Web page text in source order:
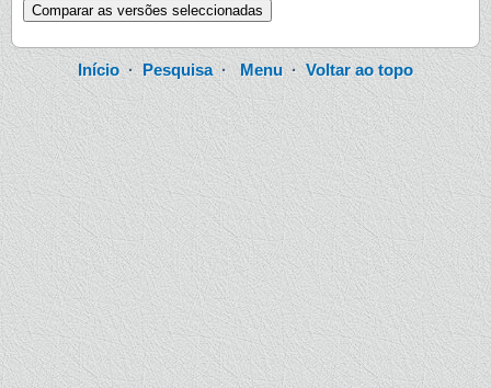
Início·Pesquisa·Menu·Voltar ao topo